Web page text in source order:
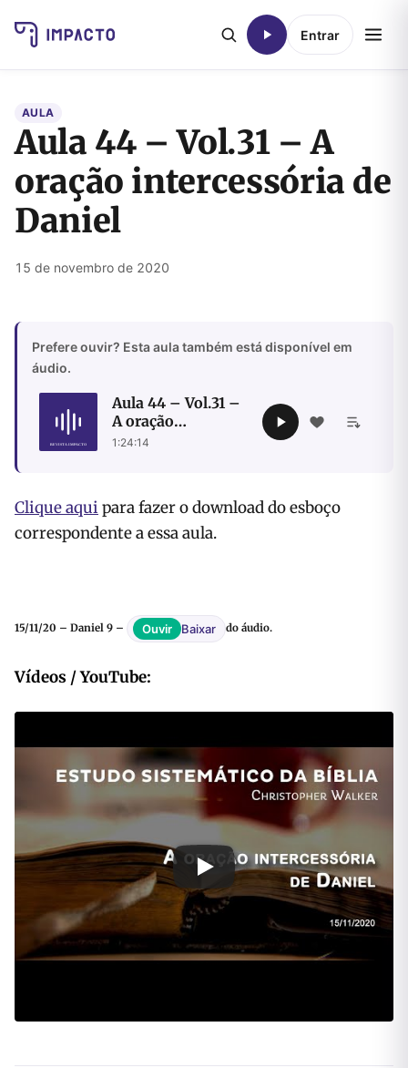
Entrar
AULA
Aula 44 – Vol.31 – A
oração intercessória de
Daniel
15 de novembro de 2020
Prefere ouvir? Esta aula também está disponível em
áudio.
Aula 44 – Vol.31 –
A oração
intercessória de
1:24:14
Clique aqui para fazer o download do esboço
correspondente a essa aula.
15/11/20 – Daniel 9 – Ouvir Baixar do áudio.
Vídeos / YouTube: